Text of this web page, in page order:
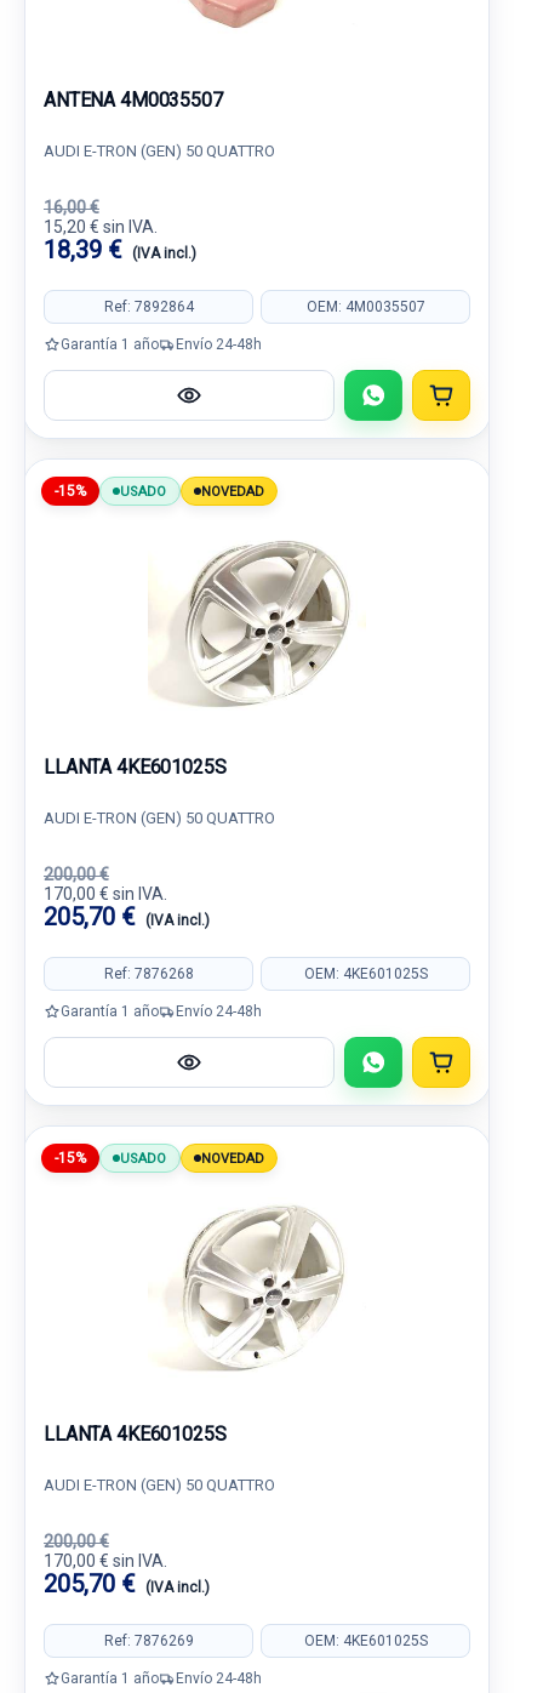
ANTENA 4M0035507
AUDI E-TRON (GEN) 50 QUATTRO
16,00 €
15,20 € sin IVA.
18,39 € (IVA incl.)
Ref: 7892864 OEM: 4M0035507
Garantía 1 año Envío 24-48h
-15% USADO NOVEDAD
LLANTA 4KE601025S
AUDI E-TRON (GEN) 50 QUATTRO
200,00 €
170,00 € sin IVA.
205,70 € (IVA incl.)
Ref: 7876268 OEM: 4KE601025S
Garantía 1 año Envío 24-48h
-15% USADO NOVEDAD
LLANTA 4KE601025S
AUDI E-TRON (GEN) 50 QUATTRO
200,00 €
170,00 € sin IVA.
205,70 € (IVA incl.)
Ref: 7876269 OEM: 4KE601025S
Garantía 1 año Envío 24-48h